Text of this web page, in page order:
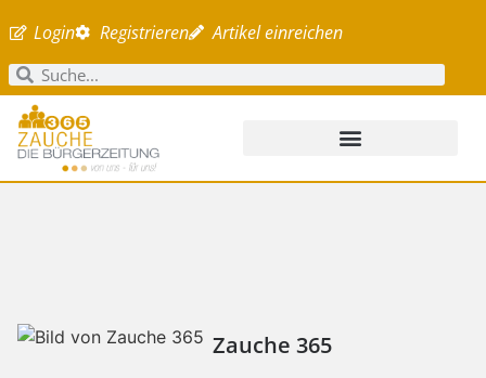
Login Registrieren Artikel einreichen
Zauche 365